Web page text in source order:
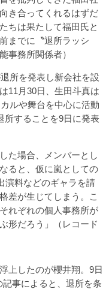
き合ってくれるはずだ
ちは果たして福田氏と
までに〝退所ラッシ
事務所関係者）
所を発表し新会社を設
11月30日、生田斗真は
ルや舞台を中心に活動
所することを9日に発表
た場合、メンバーとし
ると、仮に嵐としての
演料などのギャラを請
差が生じてしまう。こ
れぞれの個人事務所が
形だろう」（レコード
上したのが櫻井翔。9日
事によると、退所を条